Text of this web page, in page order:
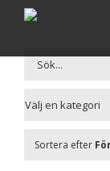
Fortsätt
Sortera efter